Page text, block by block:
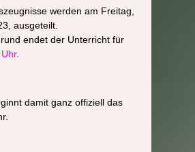
werden am Freitag,
ausgeteilt.
endet der Unterricht für
.
damit ganz offiziell das